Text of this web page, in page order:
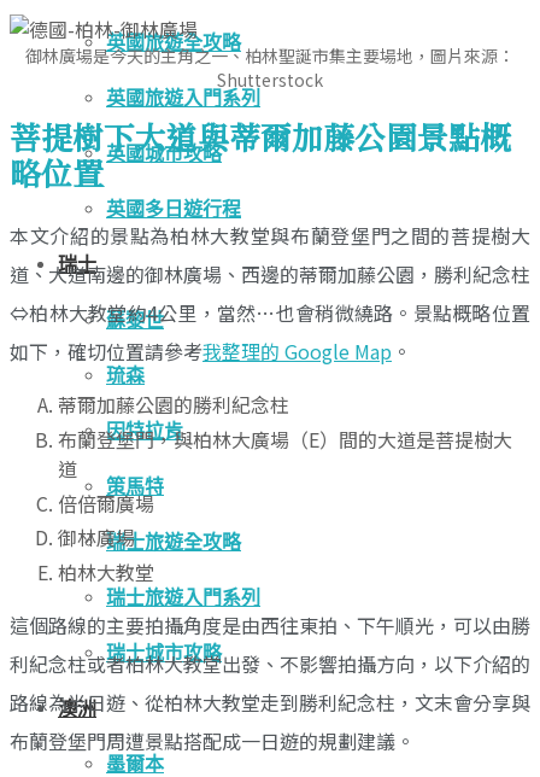
英國旅遊全攻略
英國旅遊入門系列
英國城市攻略
英國多日遊行程
瑞士
蘇黎世
琉森
因特拉肯
策馬特
瑞士旅遊全攻略
瑞士旅遊入門系列
瑞士城市攻略
澳洲
墨爾本
御林廣場是今天的主角之一、柏林聖誕市集主要場地，圖片來源：
Shutterstock
菩提樹下大道與蒂爾加藤公園景點概
略位置
本文介紹的景點為柏林大教堂與布蘭登堡門之間的菩提樹大
道、大道南邊的御林廣場、西邊的蒂爾加藤公園，勝利紀念柱
⇔柏林大教堂約4公里，當然…也會稍微繞路。景點概略位置
如下，確切位置請參考我整理的 Google Map 。
蒂爾加藤公園的勝利紀念柱
布蘭登堡門，與柏林大廣場（E）間的大道是菩提樹大
道
倍倍爾廣場
御林廣場
柏林大教堂
這個路線的主要拍攝角度是由西往東拍、下午順光，可以由勝
利紀念柱或者柏林大教堂出發、不影響拍攝方向，以下介紹的
路線為半日遊、從柏林大教堂走到勝利紀念柱，文末會分享與
布蘭登堡門周遭景點搭配成一日遊的規劃建議。